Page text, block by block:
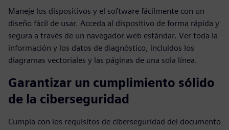
Maneje los dispositivos y el software fácilmente con un
diseño fácil de usar. Acceda al dispositivo de forma rápida y
segura a través de un navegador web estándar. Ver toda la
información y los datos de diagnóstico, incluidos los
diagramas vectoriales y las páginas de una sola línea.
Garantizar un cumplimiento sólido
de la ciberseguridad
Cumpla con los requisitos de ciberseguridad del documento